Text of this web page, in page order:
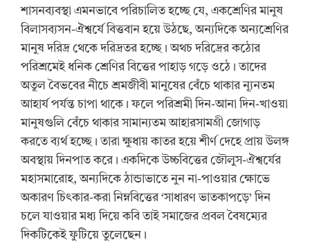
শাসনব্যবস্থা এমনভাবে পরিচালিত হচ্ছে যে, একশ্রেণির মানুষ
বিলাসব্যসন-ঐশ্বর্যে বিত্তবান হয়ে উঠছে, অন্যদিকে অন্যশ্রেণির
মানুষ দরিদ্র থেকে দরিদ্রতর হচ্ছে। অথচ দরিদ্রের কঠোর
পরিশ্রমেই ধনিক শ্রেণির বিত্তের পাহাড় গড়ে ওঠে। তাদের
অতুল বৈভবের নীচে শ্রমজীবী মানুষের বেঁচে থাকার ন্যূনতম
আহার্য পর্যন্ত চাপা থাকে। ফলে পরিশ্রমী দিন-আনা দিন-খাওয়া
মানুষগুলি বেঁচে থাকার সামান্যতম আহারসামগ্রী জোগাড়
করতে ব্যর্থ হচ্ছে। তারা ক্ষুধায় কাতর হয়ে শীর্ণ দেহে প্রায় উলঙ্গ
অবস্থায় দিনপাত করে। একদিকে উচ্চবিত্তের জৌলুস-ঐশ্বর্যের
মহাসমারোহ, অন্যদিকে ঠান্ডাভাতে নুন না-পাওয়ার ক্ষোভে
অকারণ চিৎকার-করা নিম্নবিত্তের ‘সাধারণ ভাতকাপড়ে’ দিন
চলে যাওয়ার মধ্য দিয়ে কবি তাই সমাজের প্রবল বৈষম্যের
দিকটিকেই ফুটিয়ে তুলেছেন।